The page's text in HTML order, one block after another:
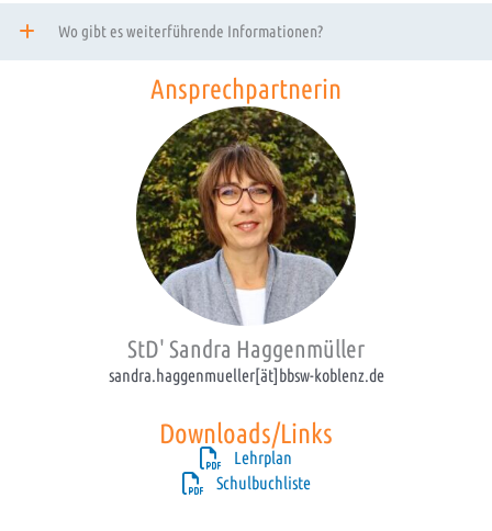
Wo gibt es weiterführende Informationen?
Ansprechpartnerin
StD' Sandra Haggenmüller
sandra.haggenmueller[ät]bbsw-koblenz.de
Downloads/Links
Lehrplan
Schulbuchliste